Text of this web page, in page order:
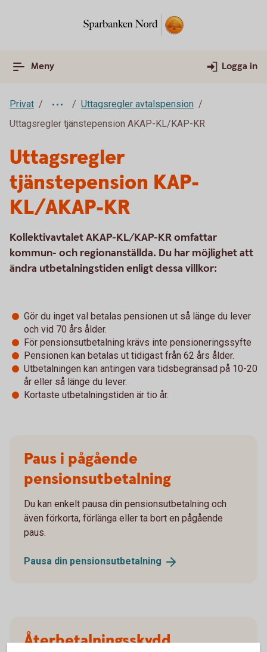
Meny Logga in
Privat
Uttagsregler avtalspension
Uttagsregler tjänstepension AKAP-KL/KAP-KR
Uttagsregler
tjänstepension KAP-
KL/AKAP-KR
Kollektivavtalet AKAP-KL/KAP-KR omfattar
kommun- och regionanställda. Du har möjlighet att
ändra utbetalningstiden enligt dessa villkor:
Gör du inget val betalas pensionen ut så länge du lever
och vid 70 års ålder.
För pensionsutbetalning krävs inte pensioneringssyfte
Pensionen kan betalas ut tidigast från 62 års ålder.
Utbetalningen kan antingen vara tidsbegränsad på 10-20
år eller så länge du lever.
Kortaste utbetalningstiden är tio år.
Paus i pågående
pensionsutbetalning
Du kan enkelt pausa din pensionsutbetalning och
även förkorta, förlänga eller ta bort en pågående
paus.
Pausa din pensionsutbetalning
Återbetalningsskydd